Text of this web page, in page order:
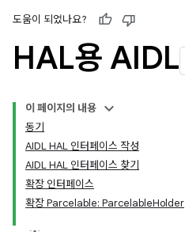
도움이 되었나요?
HAL용 AIDL
이 페이지의 내용
동기
AIDL HAL 인터페이스 작성
AIDL HAL 인터페이스 찾기
확장 인터페이스
확장 Parcelable: ParcelableHolder